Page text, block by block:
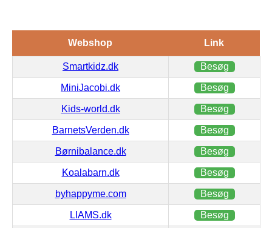
Webshop Link
Smartkidz.dk Besøg
MiniJacobi.dk Besøg
Kids-world.dk Besøg
BarnetsVerden.dk Besøg
Børnibalance.dk Besøg
Koalabarn.dk Besøg
byhappyme.com Besøg
LIAMS.dk Besøg